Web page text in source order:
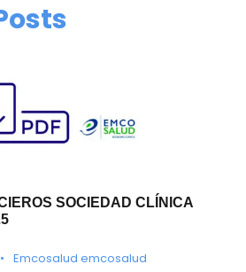
SOCIEDAD CLÍNICA
• Emcosalud emcosalud